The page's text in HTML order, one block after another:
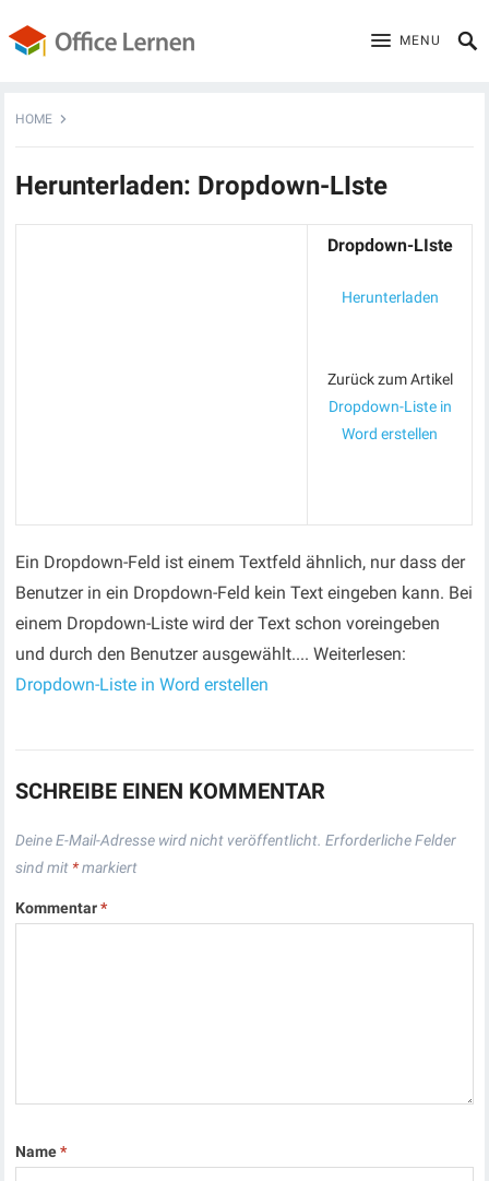
MENU
HOME
Herunterladen: Dropdown-LIste
Dropdown-LIste
Herunterladen
Zurück zum Artikel
Dropdown-Liste in
Word erstellen
Ein Dropdown-Feld ist einem Textfeld ähnlich, nur dass der
Benutzer in ein Dropdown-Feld kein Text eingeben kann. Bei
einem Dropdown-Liste wird der Text schon voreingeben
und durch den Benutzer ausgewählt.... Weiterlesen:
Dropdown-Liste in Word erstellen
SCHREIBE EINEN KOMMENTAR
Deine E-Mail-Adresse wird nicht veröffentlicht. Erforderliche Felder
sind mit *markiert
Kommentar*
Name*